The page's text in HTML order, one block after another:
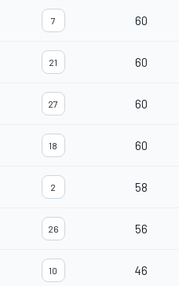
7 60
21 60
27 60
18 60
2 58
26 56
10 46